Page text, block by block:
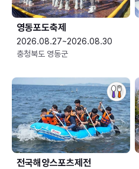
영동포도축제
2026.08.27~2026.08.30
충청북도 영동군
전국해양스포츠제전